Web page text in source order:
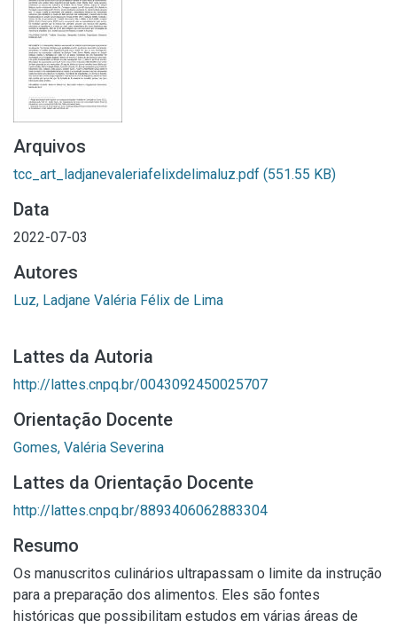
Arquivos
tcc_art_ladjanevaleriafelixdelimaluz.pdf (551.55 KB)
Data
2022-07-03
Autores
Luz, Ladjane Valéria Félix de Lima
Lattes da Autoria
http://lattes.cnpq.br/0043092450025707
Orientação Docente
Gomes, Valéria Severina
Lattes da Orientação Docente
http://lattes.cnpq.br/8893406062883304
Resumo
Os manuscritos culinários ultrapassam o limite da instrução
para a preparação dos alimentos. Eles são fontes
históricas que possibilitam estudos em várias áreas de